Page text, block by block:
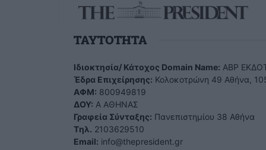
TAYTOTHTA
Ιδιοκτησία/ Κάτοχος Domain Name: ΑBP
Έδρα Επιχείρησης: Κολοκοτρώνη 49 Αθήνα,
ΑΦΜ: 800949819
ΔΟΥ: Α ΑΘΗΝΑΣ
Γραφεία Σύνταξης: Πανεπιστημίου 38 Αθήνα
Tηλ. 2103629510
Email: info@thepresident.gr